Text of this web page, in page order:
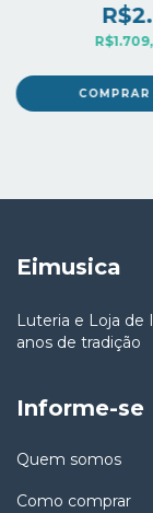
Eimusica
Luteria e Loja de
anos de tradição
Informe-se
Quem somos
Como comprar